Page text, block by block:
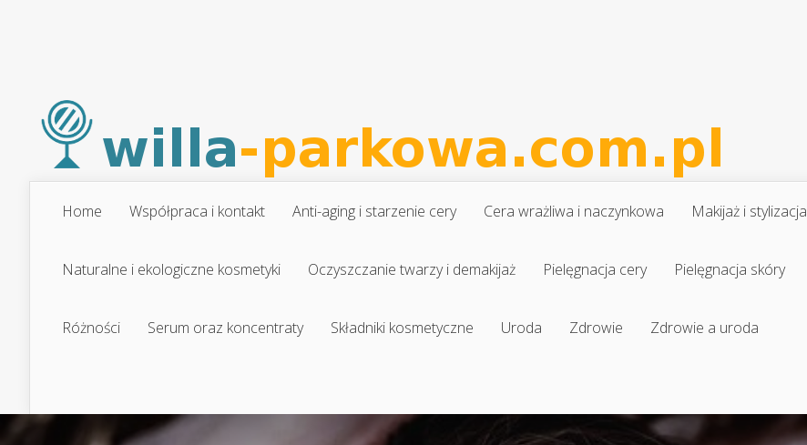
Home Współpraca i kontakt Anti-aging i starzenie cery Cera wrażliwa i naczynkowa Makijaż i stylizacja
Naturalne i ekologiczne kosmetyki Oczyszczanie twarzy i demakijaż Pielęgnacja cery Pielęgnacja skóry
Różności Serum oraz koncentraty Składniki kosmetyczne Uroda Zdrowie Zdrowie a uroda